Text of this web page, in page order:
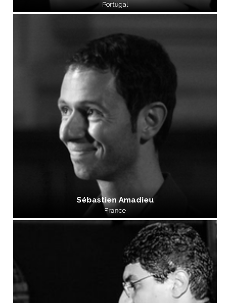
Portugal
Sébastien Amadieu
France